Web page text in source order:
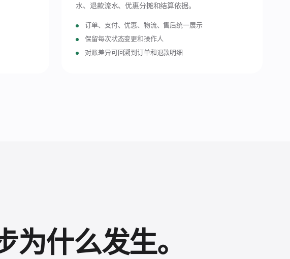
水、退款流水、优惠分摊和结算依据。
订单、支付、优惠、物流、售后统一展示
保留每次状态变更和操作人
对账差异可回溯到订单和退款明细
什么发生。